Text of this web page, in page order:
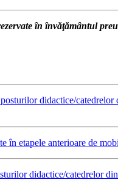
în învăţământul
didactice/
în etapele anterioare de
didactice/catedrelor